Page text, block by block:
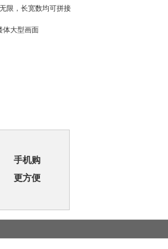
限，长宽数均可拼接
体大型画面
手机购
更方便